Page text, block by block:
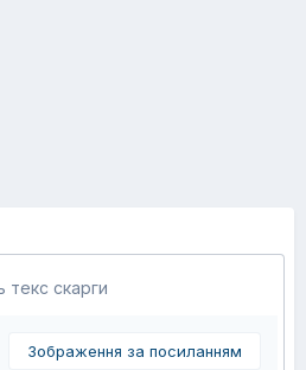
текс скарги
Зображення за посиланням